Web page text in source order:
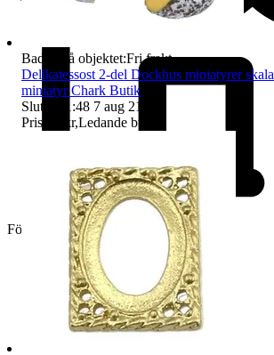
Företag
Badge på objektet:Fri frakt
Delikatessost 2-del Dockhus miniatyrer
miniatyr Chark Butik
Sluttid
21:48 7 aug 21:48
Pris:
25 kr,Ledande bud